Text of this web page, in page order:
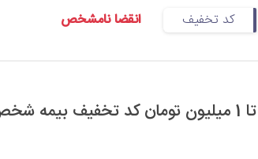
کد تخفیف
انقضا نامشخص
تا 1 میلیون تومان کد تخفیف بیمه شخص ثالث آپ